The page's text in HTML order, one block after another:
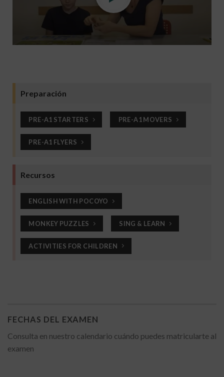
Preparación
PRE-A1 STARTERS PRE-A1 MOVERS
PRE-A1 FLYERS
Recursos
ENGLISH WITH POCOYO
MONKEY PUZZLES SING & LEARN
ACTIVITIES FOR CHILDREN
FECHAS DEL EXAMEN
Consulta en nuestro calendario cuándo puedes matricularte al
examen